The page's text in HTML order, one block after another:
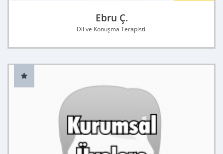
Ebru Ç.
Dil ve Konuşma Terapisti